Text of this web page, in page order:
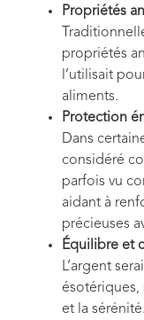
Propriétés
propriétés
l’utilisait
aliments.
Protection
Dans
considéré
parfois vu
aidant à
précieuses
Équilibre et
L’argent
ésotériques,
et la